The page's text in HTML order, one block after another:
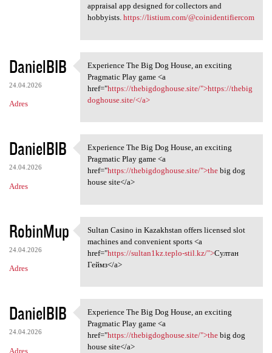
appraisal app designed for collectors and
hobbyists. https://listium.com/@coinidentifiercom
DanielBIB
24.04.2026
Adres
Experience The Big Dog House,
Experience The Big Dog House, an exciting
Pragmatic Play game <a
href="https://thebigdoghouse.site/">https://thebig
doghouse.site/</a>
DanielBIB
24.04.2026
Adres
Experience The Big Dog House,
Experience The Big Dog House, an exciting
Pragmatic Play game <a
href="https://thebigdoghouse.site/">thebig dog
house site</a>
RobinMup
24.04.2026
Adres
Sultan Casino in Kazakhstan
Sultan Casino in Kazakhstan offers licensed slot
machines and convenient sports <a
href="https://sultan1kz.teplo-stil.kz/">Султан
Геймз</a>
DanielBIB
24.04.2026
Adres
Experience The Big Dog House,
Experience The Big Dog House, an exciting
Pragmatic Play game <a
href="https://thebigdoghouse.site/">thebig dog
house site</a>